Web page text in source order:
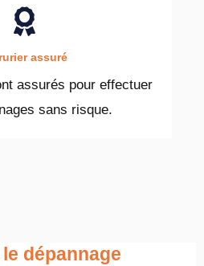
assuré
assurés pour effectuer
sans risque.
dépannage